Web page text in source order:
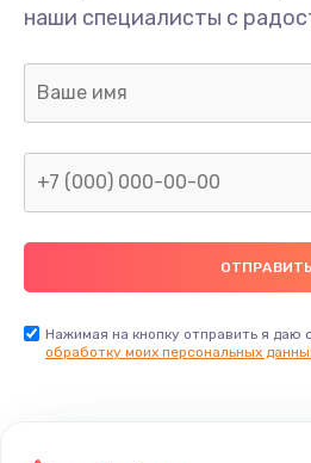
наши специалисты с
Нажимая на кнопку отправить я даю
обработку моих персональных